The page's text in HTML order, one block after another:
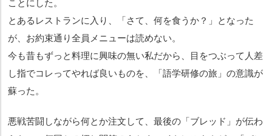
ことにした。
とあるレストランに入り、「さて、何を食うか？」となった
が、お約束通り全員メニューは読めない。
今も昔もずっと料理に興味の無い私だから、目をつぶって人差
し指でコレってやれば良いものを、「語学研修の旅」の意識が
蘇った。
悪戦苦闘しながら何とか注文して、最後の「ブレッド」が伝わ